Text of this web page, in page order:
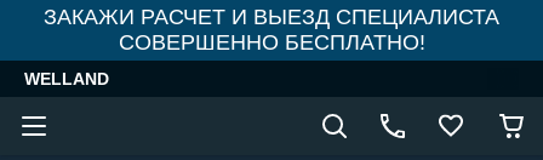
ЗАКАЖИ РАСЧЕТ И ВЫЕЗД СПЕЦИАЛИСТА
СОВЕРШЕННО БЕСПЛАТНО!
WELLAND